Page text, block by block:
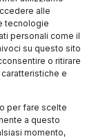
alle
tecnologie
personali come il
su questo sito
o ritirare
e
per fare scelte
a questo
momento,
milanese: